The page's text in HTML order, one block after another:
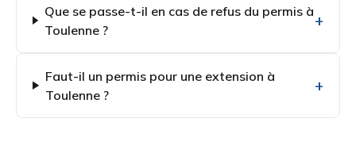
Que se passe-t-il en cas de refus du permis à
Toulenne ?
Faut-il un permis pour une extension à
Toulenne ?